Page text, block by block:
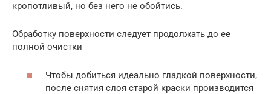
кропотливый, но без него не обойтись.
Обработку поверхности следует продолжать до ее
полной очистки
Чтобы добиться идеально гладкой поверхности,
после снятия слоя старой краски производится